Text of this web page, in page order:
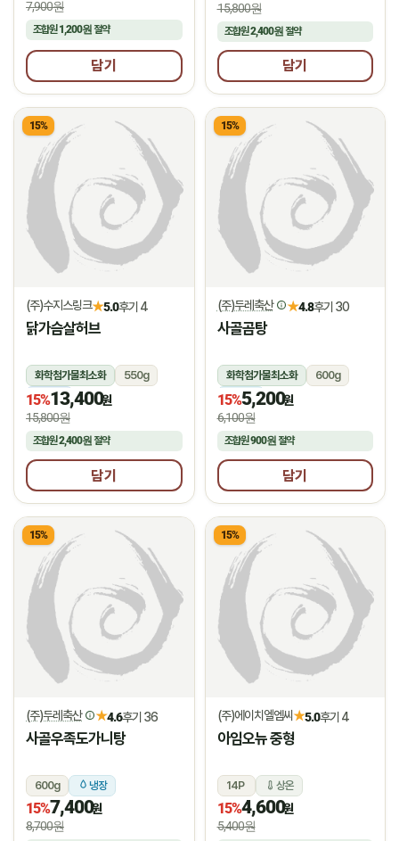
7,900원
조합원1,200원 절약
담기
15,800원
조합원2,400원절약
담기
15%
(주)수지스링크★5.0후기 4
닭가슴살허브
화학첨가물최소화
550g
냉동
15%13,400원
15,800원
조합원2,400원 절약
담기
15%
(주)두레축산 ★4.8후기 30
사골곰탕
화학첨가물최소화
600g
냉장
15%5,200원
6,100원
조합원900원절약
담기
15%
(주)두레축산 ★4.6후기 36
사골우족도가니탕
600g 냉장
15%7,400원
8,700원
15%
(주)에이치엘엠씨★5.0후기 4
아임오뉴 중형
14P 상온
15%4,600원
5,400원